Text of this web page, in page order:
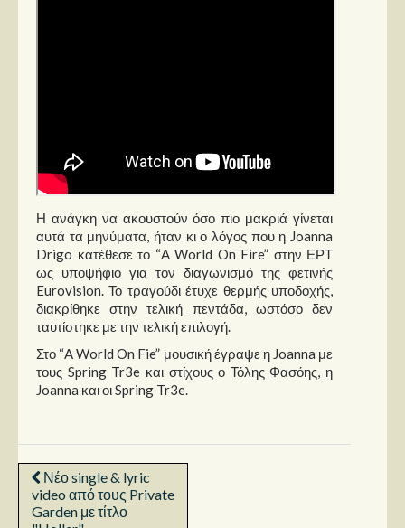
Η ανάγκη να ακουστούν όσο πιο μακριά γίνεται
αυτά τα μηνύματα, ήταν κι ο λόγος που η Joanna
Drigo κατέθεσε το “A World On Fire” στην ΕΡΤ
ως υποψήφιο για τον διαγωνισμό της φετινής
Eurovision. Το τραγούδι έτυχε θερμής υποδοχής,
διακρίθηκε στην τελική πεντάδα, ωστόσο δεν
ταυτίστηκε με την τελική επιλογή.
Στο “A World On Fie” μουσική έγραψε η Joanna με
τους Spring Tr3e και στίχους ο Τόλης Φασόης, η
Joanna και οι Spring Tr3e.
Νέο single & lyric
video από τους Private
Garden με τίτλο